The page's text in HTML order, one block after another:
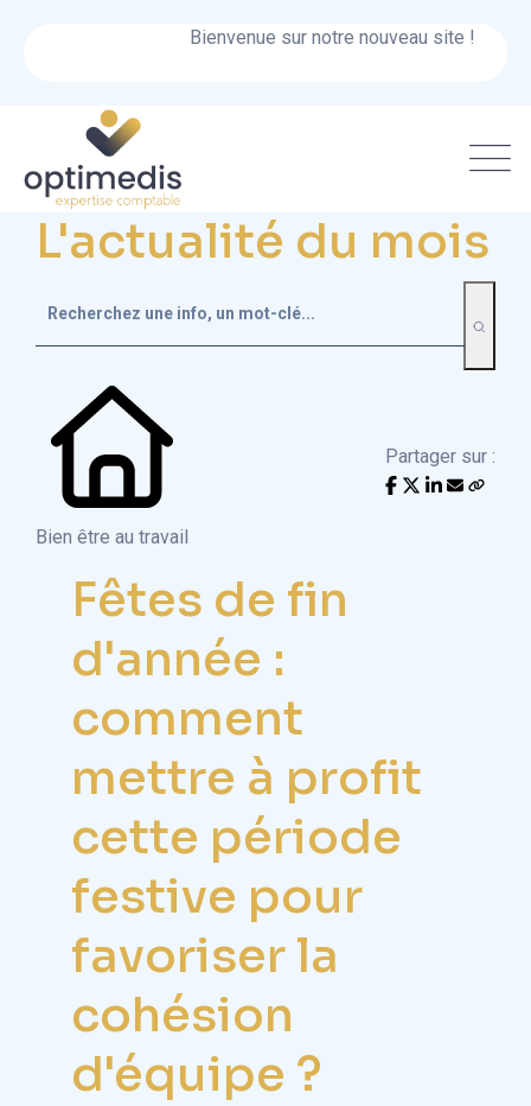
Bienvenue sur notre nouveau site !
L'actualité du mois
Bien être au travail
Partager sur :
Fêtes de fin
d'année :
comment
mettre à profit
cette période
festive pour
favoriser la
cohésion
d'équipe ?